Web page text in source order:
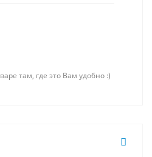
там, где это Вам удобно :)